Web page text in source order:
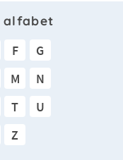
alfabet
F
G
M
N
T
U
Z